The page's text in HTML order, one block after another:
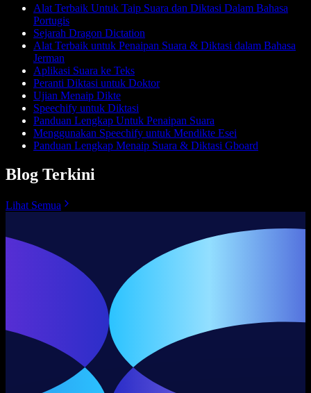
Alat Terbaik Untuk Taip Suara dan Diktasi Dalam Bahasa
Portugis
Sejarah Dragon Dictation
Alat Terbaik untuk Penaipan Suara & Diktasi dalam Bahasa
Jerman
Aplikasi Suara ke Teks
Peranti Diktasi untuk Doktor
Ujian Menaip Dikte
Speechify untuk Diktasi
Panduan Lengkap Untuk Penaipan Suara
Menggunakan Speechify untuk Mendikte Esei
Panduan Lengkap Menaip Suara & Diktasi Gboard
Blog Terkini
Lihat Semua